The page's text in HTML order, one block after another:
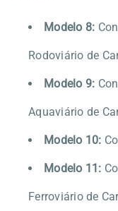
Modelo 8:
Rodoviário de
Modelo 9:
Aquaviário de
Modelo 10:
Modelo 11:
Ferroviário de